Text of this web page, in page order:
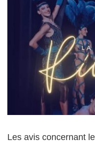
Les avis concernant